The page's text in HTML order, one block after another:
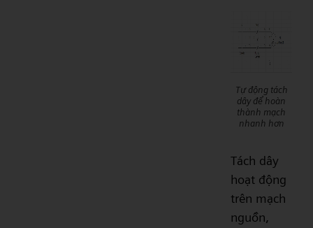
Tự động tách
dây để hoàn
thành mạch
nhanh hơn
Tách dây
hoạt động
trên mạch
nguồn,